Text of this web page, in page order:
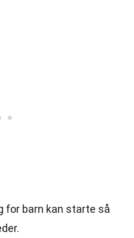
for barn kan starte så